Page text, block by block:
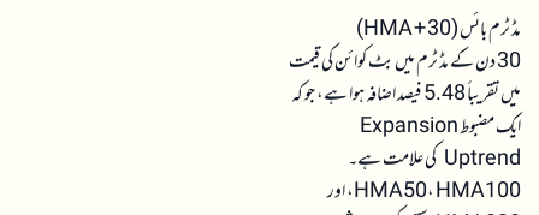
مڈ ٹرم بائس (30 + HMA)
30 دن کے مڈ ٹرم میں بٹ کوائن کی قیمت
میں تقریباً 5.48 فیصد اضافہ ہوا ہے، جو کہ
ایک مضبوط Expansion
Uptrend کی علامت ہے۔
HMA50، HMA100، اور